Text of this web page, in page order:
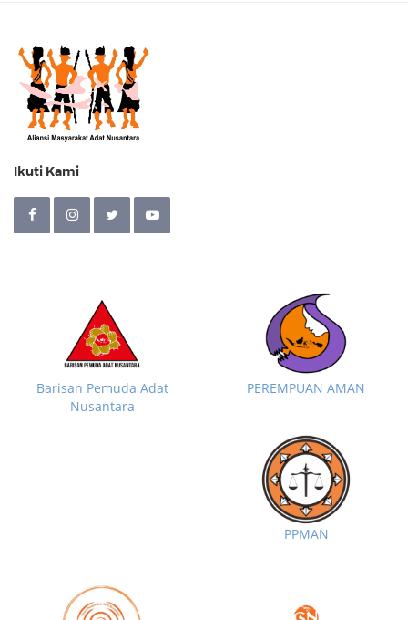
Ikuti Kami
Barisan Pemuda Adat
Nusantara
PEREMPUAN AMAN
PPMAN